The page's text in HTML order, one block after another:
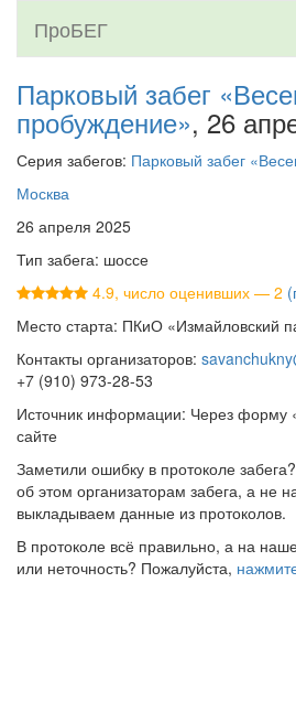
ПроБЕГ
Парковый забег
пробуждение», 26
Серия забегов: Парковый забег
Москва
26 апреля 2025
Тип забега: шоссе
4.9, число оценивших — 2
Место старта: ПКиО «Измайловский
Контакты организаторов:
+7 (910) 973-28-53
Источник информации: Через форму
сайте
Заметили ошибку в протоколе
об этом организаторам забега, а не
выкладываем данные из протоколов.
В протоколе всё правильно, а на
или неточность? Пожалуйста,